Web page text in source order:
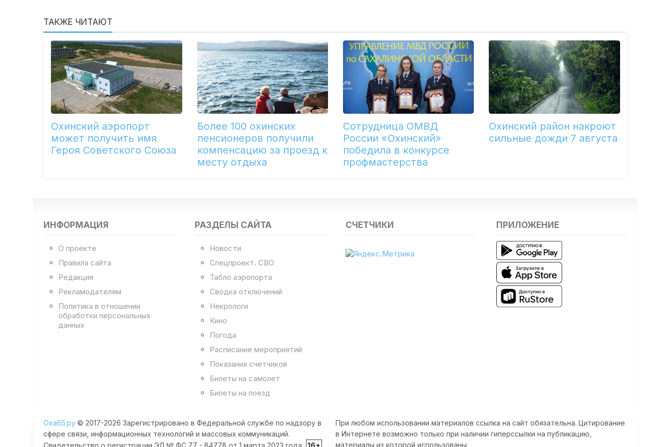
ТАКЖЕ ЧИТАЮТ
Охинский аэропорт
может получить имя
Героя Советского Союза
Более 100 охинских
пенсионеров получили
компенсацию за проезд к
месту отдыха
Сотрудница ОМВД
России «Охинский»
победила в конкурсе
профмастерства
Охинский район накроют
сильные дожди 7 августа
ИНФОРМАЦИЯ
О проекте
Правила сайта
Редакция
Рекламодателям
Политика в отношении
обработки персональных
данных
РАЗДЕЛЫ САЙТА
Новости
Спецпроект. СВО
Табло аэропорта
Сводка отключений
Некрологи
Кино
Погода
Расписание мероприятий
Показания счетчиков
Билеты на самолет
Билеты на поезд
СЧЕТЧИКИ ПРИЛОЖЕНИЕ
При любом использовании материалов ссылка на сайт обязательна. Цитирование
в Интернете возможно только при наличии гиперссылки на публикацию,
материалы из которой использованы.
Оха65.ру © 2017-2026 Зарегистрировано в Федеральной службе по надзору в
сфере связи, информационных технологий и массовых коммуникаций.
Свидетельство о регистрации ЭЛ № ФС 77 - 84778 от 1 марта 2023 года.
16+